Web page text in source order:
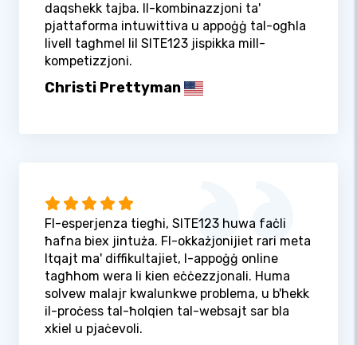
daqshekk tajba. Il-kombinazzjoni ta'
pjattaforma intuwittiva u appoġġ tal-ogħla
livell tagħmel lil SITE123 jispikka mill-
kompetizzjoni.
Christi Prettyman
Fl-esperjenza tiegħi, SITE123 huwa faċli
ħafna biex jintuża. Fl-okkażjonijiet rari meta
ltqajt ma' diffikultajiet, l-appoġġ online
tagħhom wera li kien eċċezzjonali. Huma
solvew malajr kwalunkwe problema, u b'hekk
il-proċess tal-ħolqien tal-websajt sar bla
xkiel u pjaċevoli.